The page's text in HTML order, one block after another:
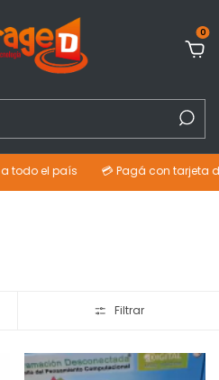
0
💳 Pagá con tarjeta de crédito o
Filtrar